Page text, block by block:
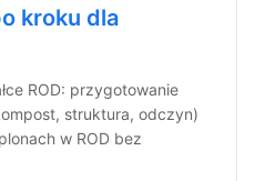
kroku dla
ROD: przygotowanie
struktura, odczyn)
w ROD bez